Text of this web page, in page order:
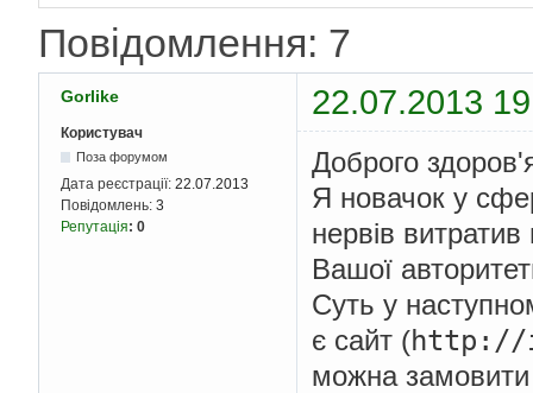
Повідомлення: 7
Gorlike 22.07.2013
Користувач
Поза форумом
Дата реєстрації: 22.07.2013
Повідомлень: 3
Репутація: 0
Доброго
Я новачок у
нервів
Вашої
Суть у
є сайт (http: //
можна замовити